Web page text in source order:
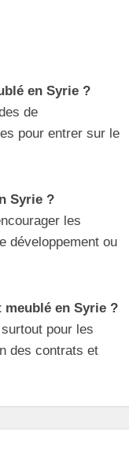
en Syrie ?
de
pour entrer sur le
Syrie ?
les
développement ou
en Syrie ?
pour les
des contrats et